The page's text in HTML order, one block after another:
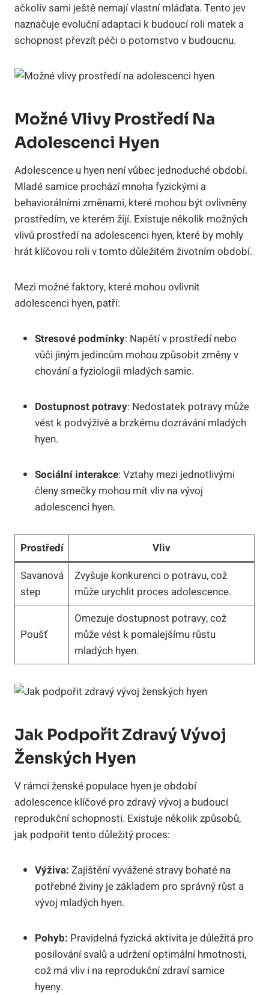
ačkoliv sami ještě nemají vlastní mláďata. Tento jev
naznačuje evoluční adaptaci k budoucí roli matek a
schopnost převzít péči o potomstvo v budoucnu.
Možné Vlivy Prostředí Na
Adolescenci Hyen
Adolescence u hyen není vůbec jednoduché období.
Mladé samice prochází mnoha fyzickými a
behaviorálními změnami, které mohou být ovlivněny
prostředím, ve kterém žijí. Existuje několik možných
vlivů prostředí na adolescenci hyen, které by mohly
hrát klíčovou roli v tomto důležitém životním období.
Mezi možné faktory, které mohou ovlivnit
adolescenci hyen, patří:
Stresové podmínky: Napětí v prostředí nebo
vůči jiným jedincům mohou způsobit změny v
chování a fyziologii mladých samic.
Dostupnost potravy: Nedostatek potravy může
vést k podvýživě a brzkému dozrávání mladých
hyen.
Sociální interakce: Vztahy mezi jednotlivými
členy smečky mohou mít vliv na vývoj
adolescenci hyen.
Prostředí
Vliv
Savanová
step
Zvyšuje konkurenci o potravu, což
může urychlit proces adolescence.
Poušť
Omezuje dostupnost potravy, což
může vést k pomalejšímu růstu
mladých hyen.
Jak Podpořit Zdravý Vývoj
Ženských Hyen
V rámci ženské populace hyen je období
adolescence klíčové pro zdravý vývoj a budoucí
reprodukční schopnosti. Existuje několik způsobů,
jak podpořit tento důležitý proces:
Výživa: Zajištění vyvážené stravy bohaté na
potřebné živiny je základem pro správný růst a
vývoj mladých hyen.
Pohyb: Pravidelná fyzická aktivita je důležitá pro
posilování svalů a udržení optimální hmotnosti,
což má vliv i na reprodukční zdraví samice
hyeny.